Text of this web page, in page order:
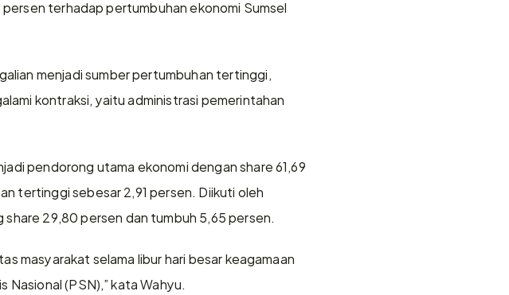
terhadap pertumbuhan ekonomi Sumsel
menjadi sumber pertumbuhan tertinggi,
kontraksi, yaitu administrasi pemerintahan
pendorong utama ekonomi dengan share 61,69
tertinggi sebesar 2,91 persen. Diikuti oleh
29,80 persen dan tumbuh 5,65 persen.
masyarakat selama libur hari besar keagamaan
(PSN),” kata Wahyu.